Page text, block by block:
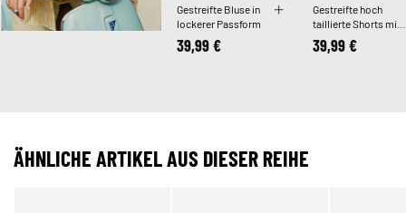
Gestreifte Bluse in
lockerer Passform
39,99 €
Gestreifte hoch
taillierte Shorts mit
lockerer Passform
39,99 €
ÄHNLICHE ARTIKEL AUS DIESER REIHE